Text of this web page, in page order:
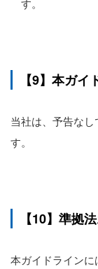
す。
【9】本ガ
当社は、予告な
す。
【10】準拠
本ガイドラインに